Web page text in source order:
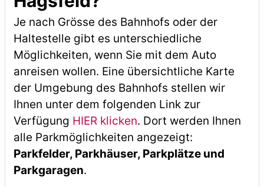
Je nach Grösse des Bahnhofs oder der
Haltestelle gibt es unterschiedliche
Möglichkeiten, wenn Sie mit dem Auto
anreisen wollen. Eine übersichtliche Karte
der Umgebung des Bahnhofs stellen wir
Ihnen unter dem folgenden Link zur
Verfügung HIER klicken. Dort werden Ihnen
alle Parkmöglichkeiten angezeigt:
Parkfelder, Parkhäuser, Parkplätze und
Parkgaragen.